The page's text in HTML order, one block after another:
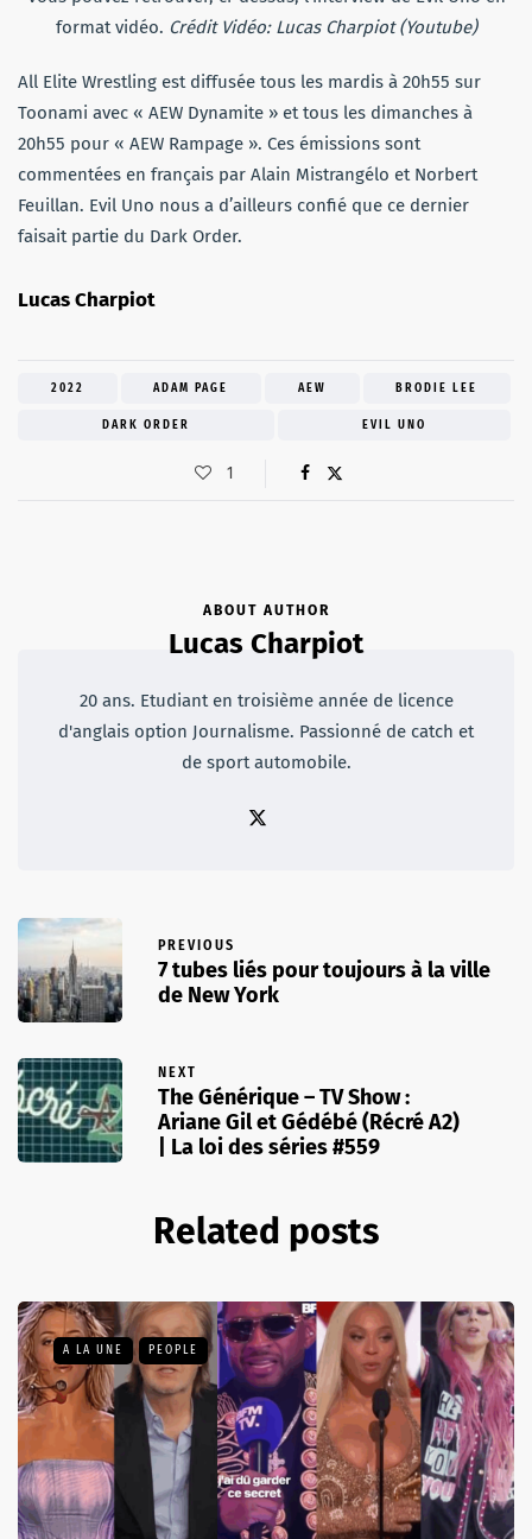
format vidéo. Crédit Vidéo: Lucas Charpiot (Youtube)
All Elite Wrestling est diffusée tous les mardis à 20h55 sur
Toonami avec « AEW Dynamite » et tous les dimanches à
20h55 pour « AEW Rampage ». Ces émissions sont
commentées en français par Alain Mistrangélo et Norbert
Feuillan. Evil Uno nous a d’ailleurs confié que ce dernier
faisait partie du Dark Order.
Lucas Charpiot
2022 ADAM PAGE AEW BRODIE LEE
DARK ORDER EVIL UNO
1
ABOUT AUTHOR
Lucas Charpiot
20 ans. Etudiant en troisième année de licence
d'anglais option Journalisme. Passionné de catch et
de sport automobile.
PREVIOUS
7 tubes liés pour toujours à la ville
de New York
NEXT
The Générique – TV Show :
Ariane Gil et Gédébé (Récré A2)
| La loi des séries #559
Related posts
A LA UNE PEOPLE